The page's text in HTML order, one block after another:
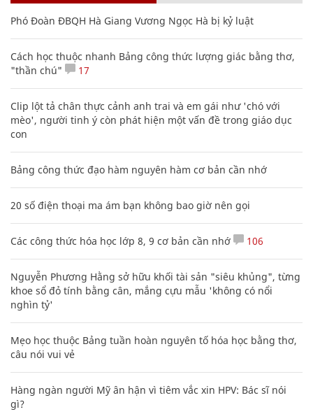
Phó Đoàn ĐBQH Hà Giang Vương Ngọc Hà bị kỷ luật
Cách học thuộc nhanh Bảng công thức lượng giác bằng thơ,
"thần chú"
17
Clip lột tả chân thực cảnh anh trai và em gái như 'chó với
mèo', người tinh ý còn phát hiện một vấn đề trong giáo dục
con
Bảng công thức đạo hàm nguyên hàm cơ bản cần nhớ
20 số điện thoại ma ám bạn không bao giờ nên gọi
Các công thức hóa học lớp 8, 9 cơ bản cần nhớ 106
Nguyễn Phương Hằng sở hữu khối tài sản "siêu khủng", từng
khoe sổ đỏ tính bằng cân, mắng cựu mẫu 'không có nổi
nghìn tỷ'
Mẹo học thuộc Bảng tuần hoàn nguyên tố hóa học bằng thơ,
câu nói vui vẻ
Hàng ngàn người Mỹ ân hận vì tiêm vắc xin HPV: Bác sĩ nói
gì?